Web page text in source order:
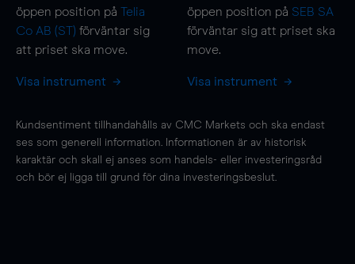
öppen position på Telia
Co AB (ST) förväntar sig
att priset ska move.
Visa instrument
öppen position på SEB SA
förväntar sig att priset ska
move.
Visa instrument
Kundsentiment tillhandahålls av CMC Markets och ska endast
ses som generell information. Informationen är av historisk
karaktär och skall ej anses som handels- eller investeringsråd
och bör ej ligga till grund för dina investeringsbeslut.